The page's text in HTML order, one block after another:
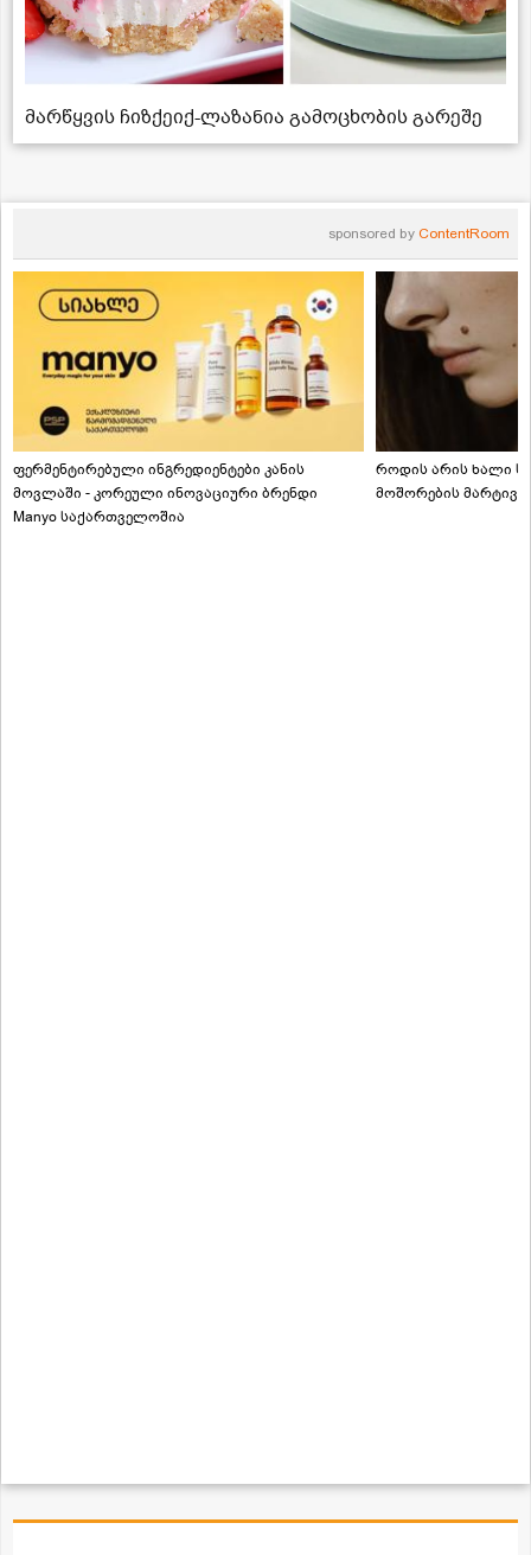
მარწყვის ჩიზქეიქ-ლაზანია გამოცხობის გარეშე
sponsored by ContentRoom
ფერმენტირებული ინგრედიენტები კანის
მოვლაში - კორეული ინოვაციური ბრენდი
Manyo საქართველოშია
როდის არის ხალი
მოშორების